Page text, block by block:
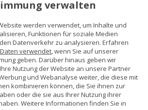
Balbuena, 11
verwalten
werden verwendet, um Inhalte und
Funktionen für soziale Medien
Datenverkehr zu analysieren. Erfahren
verwendet, wenn Sie auf unserer
geben. Darüber hinaus geben wir
Nutzung der Website an unsere Partner
und Webanalyse weiter, die diese mit
kombinieren können, die Sie ihnen zur
oder die sie aus Ihrer Nutzung ihrer
Weitere Informationen finden Sie in